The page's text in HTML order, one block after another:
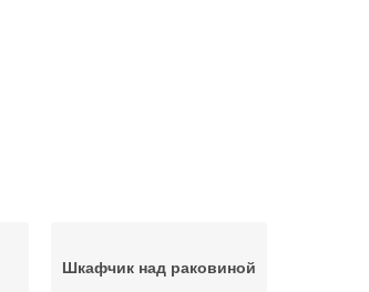
Шкафчик над раковиной